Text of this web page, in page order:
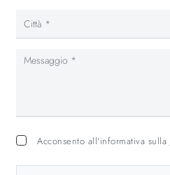
Acconsento all'informativa sulla